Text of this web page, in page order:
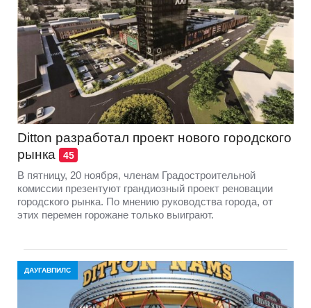
Ditton разработал проект нового городского
рынка
45
В пятницу, 20 ноября, членам Градостроительной
комиссии презентуют грандиозный проект реновации
городского рынка. По мнению руководства города, от
этих перемен горожане только выиграют.
ДАУГАВПИЛС